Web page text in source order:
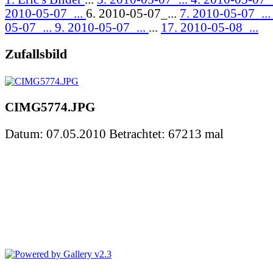
2010-05-07_... 6. 2010-05-07_... 7. 2010-05-07_...
05-07_... 9. 2010-05-07_... ... 17. 2010-05-08_...
Zufallsbild
CIMG5774.JPG
Datum: 07.05.2010 Betrachtet: 67213 mal